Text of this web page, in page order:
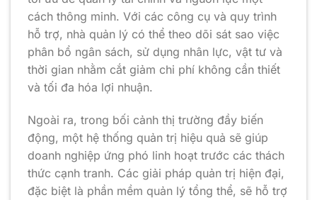
cách thông minh. Với các công cụ và quy trình
hỗ trợ, nhà quản lý có thể theo dõi sát sao việc
phân bổ ngân sách, sử dụng nhân lực, vật tư và
thời gian nhằm cắt giảm chi phí không cần thiết
và tối đa hóa lợi nhuận.
Ngoài ra, trong bối cảnh thị trường đầy biến
động, một hệ thống quản trị hiệu quả sẽ giúp
doanh nghiệp ứng phó linh hoạt trước các thách
thức cạnh tranh. Các giải pháp quản trị hiện đại,
đặc biệt là phần mềm quản lý tổng thể, sẽ hỗ trợ